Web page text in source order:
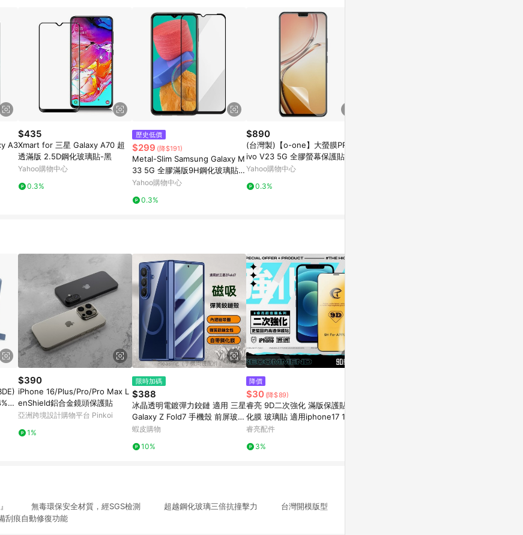
A3
$435
Xmart for 三星 Galaxy A70 超
透滿版 2.5D鋼化玻璃貼-黑
Yahoo購物中心
0.3%
歷史低價
$299 (降$191)
Metal-Slim Samsung Galaxy M
33 5G 全膠滿版9H鋼化玻璃貼-
晶鑽黑
Yahoo購物中心
0.3%
$890
(台灣製)【o-one】大螢膜PRO v
ivo V23 5G 全膠螢幕保護貼 手
機保護貼
Yahoo購物中心
0.3%
回
$390
iPhone 16/Plus/Pro/Pro Max L
enShield鋁合金鏡頭保護貼
亞洲跨境設計購物平台 Pinkoi
1%
限時加碼
$388
冰晶透明電鍍彈力鉸鏈 適用 三星
Galaxy Z Fold7 手機殼 前屏玻璃
貼一體 fold7 全包裹透明殼
蝦皮購物
10%
降價
$30 (降$89)
睿亮 9D二次強化 滿版保護貼 鋼
化膜 玻璃貼 適用iphone17 16 1
6e 15 14 13 12 11 pro Max XS
睿亮配件
3%
皮』 無毒環保安全材質，經SGS檢測 超越鋼化玻璃三倍抗撞擊力 台灣開模版型
痕自動修復功能